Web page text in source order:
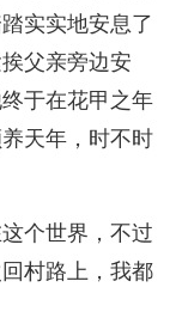
实实地安息了
父亲旁边安
于在花甲之年
天年，时不时
个世界，不过
村路上，我都